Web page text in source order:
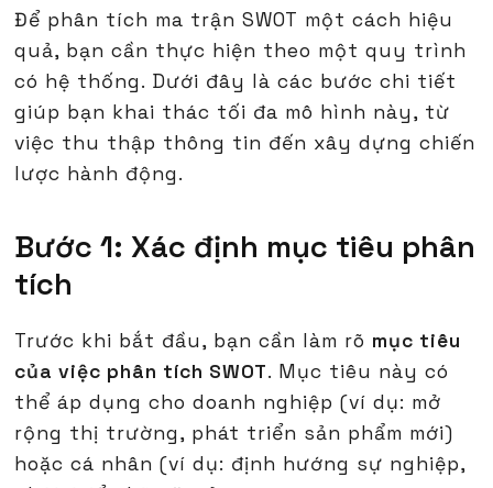
Để phân tích ma trận SWOT một cách hiệu
quả, bạn cần thực hiện theo một quy trình
có hệ thống. Dưới đây là các bước chi tiết
giúp bạn khai thác tối đa mô hình này, từ
việc thu thập thông tin đến xây dựng chiến
lược hành động.
Bước 1: Xác định mục tiêu phân
tích
Trước khi bắt đầu, bạn cần làm rõ mục tiêu
của việc phân tích SWOT. Mục tiêu này có
thể áp dụng cho doanh nghiệp (ví dụ: mở
rộng thị trường, phát triển sản phẩm mới)
hoặc cá nhân (ví dụ: định hướng sự nghiệp,